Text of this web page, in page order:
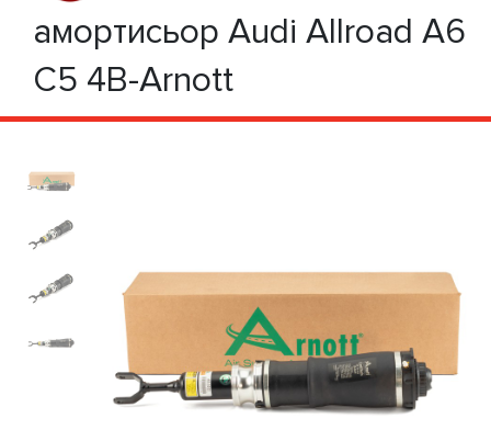
амортисьор Audi Allroad A6
C5 4B-Arnott